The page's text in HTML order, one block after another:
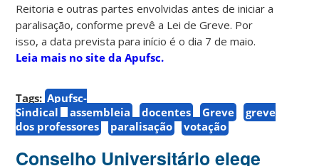
Reitoria e outras partes envolvidas antes de iniciar a
paralisação, conforme prevê a Lei de Greve. Por
isso, a data prevista para início é o dia 7 de maio.
Leia mais no site da Apufsc.
Tags: Apufsc-
Sindical
assembleia docentes Greve
greve
dos professores
paralisação votação
Conselho Universitário elege